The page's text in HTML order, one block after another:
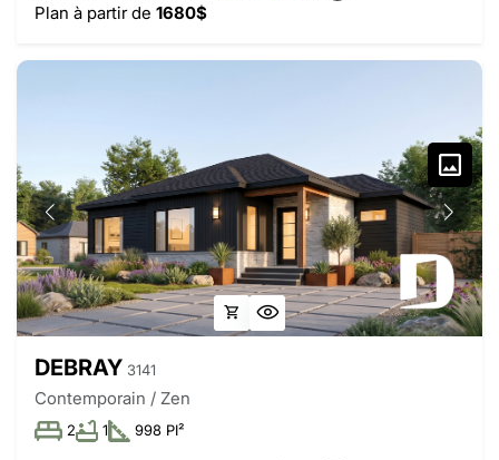
Plan à partir de 1680$
DEBRAY 3141
Contemporain / Zen
2 1 998 PI²